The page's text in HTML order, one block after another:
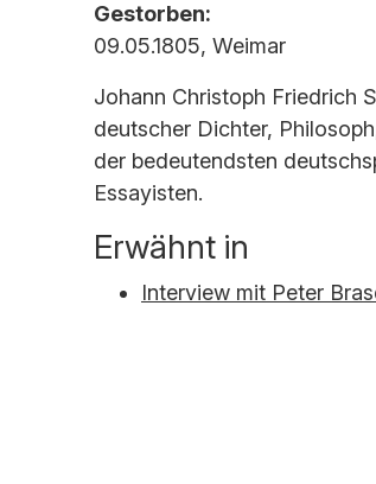
Gestorben:
09.05.1805, Weimar
Johann Christoph Friedrich
deutscher Dichter,
der bedeutendsten
Essayisten.
Erwähnt in
Interview mit Peter